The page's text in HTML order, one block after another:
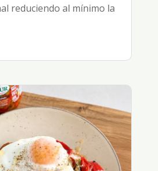
reduciendo al mínimo la